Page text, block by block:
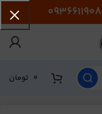
0 تومان